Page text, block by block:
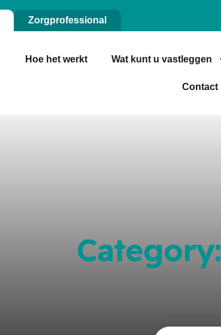
Zorgprofessional
Hoe het werkt Wat kunt u vastleggen
Contact
Category: